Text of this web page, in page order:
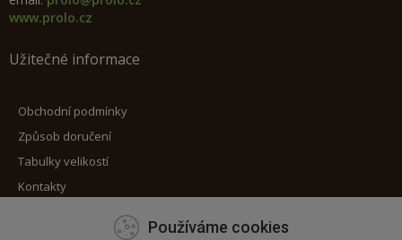
www.prolo.cz
Užitečné informace
Obchodní podmínky
Způsob doručení
Tabulky velikostí
Kontakty
Používáme cookies